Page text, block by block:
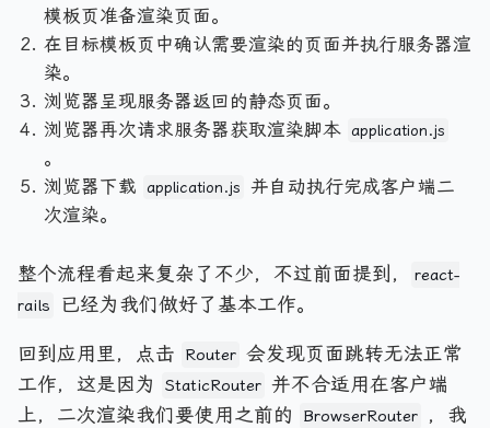
模板页准备渲染页面。
在目标模板页中确认需要渲染的页面并执行服务器渲
染。
浏览器呈现服务器返回的静态页面。
浏览器再次请求服务器获取渲染脚本
application.js
。
浏览器下载
application.js
并自动执行完成客户端二
次渲染。
整个流程看起来复杂了不少，不过前面提到，
react-
rails
已经为我们做好了基本工作。
回到应用里，点击 Router 会发现页面跳转无法正常
工作，这是因为
StaticRouter 并不合适用在客户端
上，二次渲染我们要使用之前的
BrowserRouter
，我